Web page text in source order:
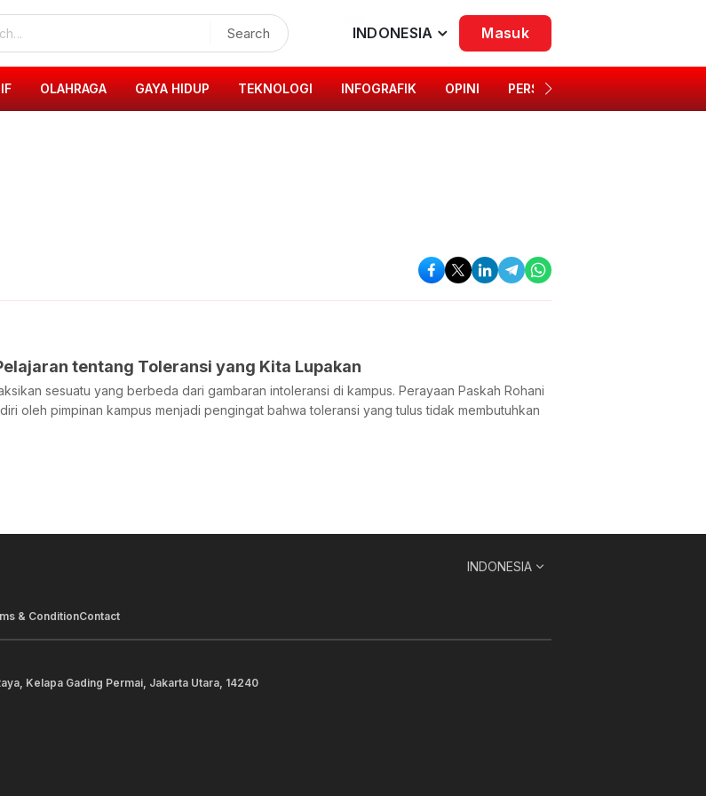
Search INDONESIA Masuk
OLAHRAGA GAYA HIDUP TEKNOLOGI INFOGRAFIK OPINI PERSONA
tentang Toleransi yang Kita Lupakan
sesuatu yang berbeda dari gambaran intoleransi di kampus. Perayaan Paskah Rohani
oleh pimpinan kampus menjadi pengingat bahwa toleransi yang tulus tidak membutuhkan
INDONESIA
& ConditionContact
Kelapa Gading Permai, Jakarta Utara, 14240